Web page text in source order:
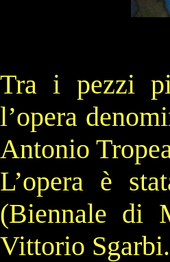
Tra i pezzi
l’opera
Antonio
L’opera è
(Biennale di
Vittorio Sgarbi.